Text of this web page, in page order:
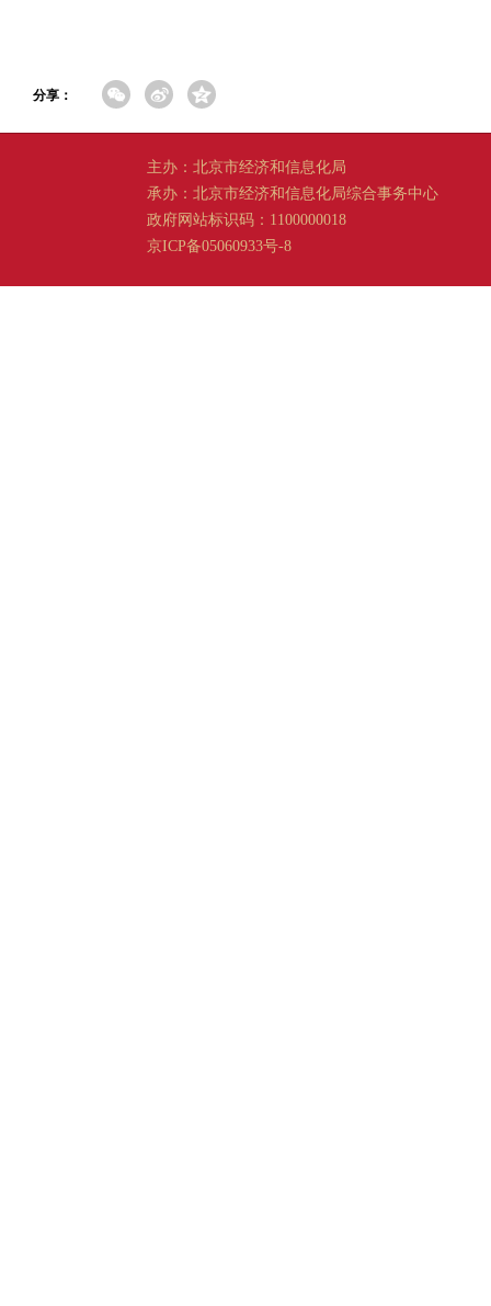
分享：
主办：北京市经济和信息化局
承办：北京市经济和信息化局综合事务中心
政府网站标识码：1100000018
京ICP备05060933号-8